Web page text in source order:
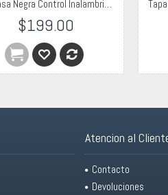
Carcasa Negra Control Inalambrico Xbox 360
$199.00
Atencion al
Contacto
Devoluciones